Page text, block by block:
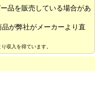
品を販売している場合があ
品が弊社がメーカーより直
収入を得ています。